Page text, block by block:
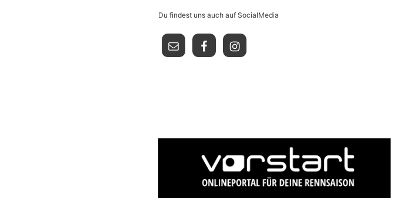
Du findest uns auch auf SocialMedia